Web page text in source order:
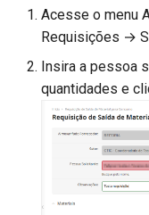
Acesse o menu
Requisições →
Insira a pessoa
quantidades e